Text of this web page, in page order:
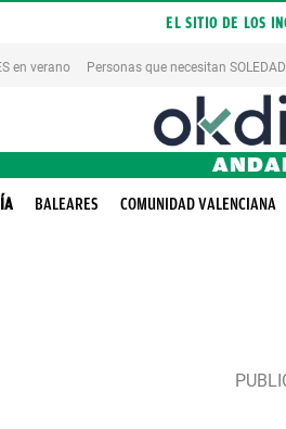
EL SITIO DE LOS
en verano Personas que necesitan SOLEDAD
BALEARES COMUNIDAD VALENCIANA